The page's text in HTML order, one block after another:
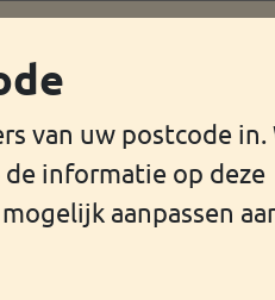
Heeft u geldzorgen? Op
van uw postcode in.
informatie op deze
aanpassen